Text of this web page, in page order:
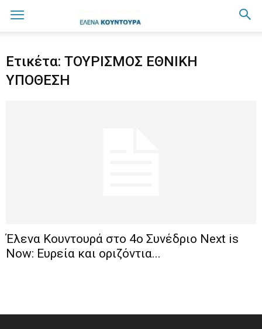
Ετικέτα: ΤΟΥΡΙΣΜΟΣ ΕΘΝΙΚΗ
ΥΠΟΘΕΣΗ
Έλενα Κουντουρά στο 4ο Συνέδριο Next is
Now: Ευρεία και οριζόντια...